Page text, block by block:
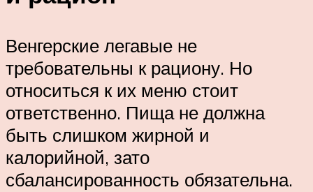
Венгерские легавые не
требовательны к рациону. Но
относиться к их меню стоит
ответственно. Пища не должна
быть слишком жирной и
калорийной, зато
сбалансированность обязательна.